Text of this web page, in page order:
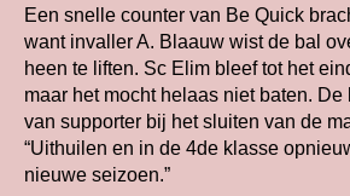
Een snelle counter van Be Quick
want invaller A. Blaauw wist de bal
heen te liften. Sc Elim bleef tot het
maar het mocht helaas niet baten. De
van supporter bij het sluiten van de
“Uithuilen en in de 4de klasse
nieuwe seizoen.”